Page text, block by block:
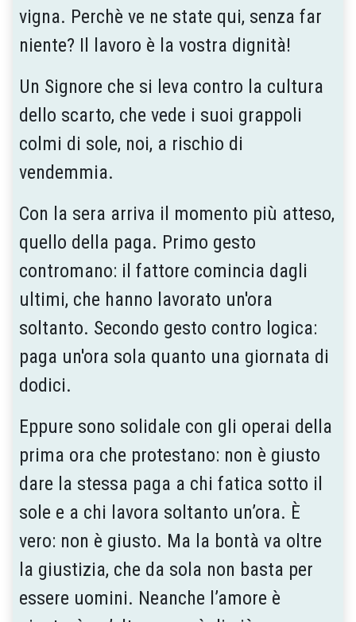
vigna. Perchè ve ne state qui, senza far
niente? Il lavoro è la vostra dignità!
Un Signore che si leva contro la cultura
dello scarto, che vede i suoi grappoli
colmi di sole, noi, a rischio di
vendemmia.
Con la sera arriva il momento più atteso,
quello della paga. Primo gesto
contromano: il fattore comincia dagli
ultimi, che hanno lavorato un'ora
soltanto. Secondo gesto contro logica:
paga un'ora sola quanto una giornata di
dodici.
Eppure sono solidale con gli operai della
prima ora che protestano: non è giusto
dare la stessa paga a chi fatica sotto il
sole e a chi lavora soltanto un’ora. È
vero: non è giusto. Ma la bontà va oltre
la giustizia, che da sola non basta per
essere uomini. Neanche l’amore è